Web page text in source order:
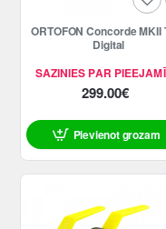
SAZINIES PAR
ORTOFON Concorde MKII
Digital
299.00€
Pievienot grozam